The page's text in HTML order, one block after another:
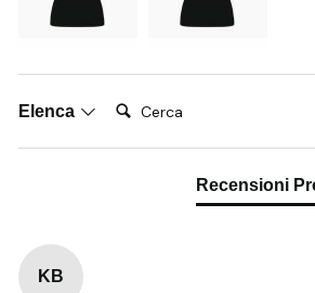
Elenca Cerca:
Recensioni
KB